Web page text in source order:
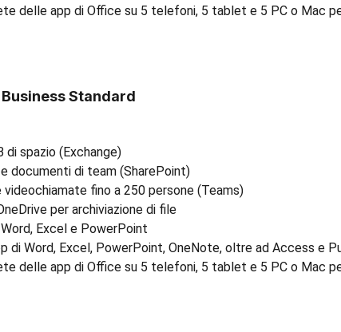
delle app di Office su 5 telefoni, 5 tablet e 5 PC o Mac
Standard
di spazio (Exchange)
documenti di team (SharePoint)
videochiamate fino a 250 persone (Teams)
per archiviazione di file
Excel e PowerPoint
di Word, Excel, PowerPoint, OneNote, oltre ad Access e
delle app di Office su 5 telefoni, 5 tablet e 5 PC o Mac